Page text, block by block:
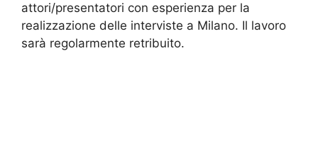
attori/presentatori con esperienza per la
realizzazione delle interviste a Milano. Il lavoro
sarà regolarmente retribuito.